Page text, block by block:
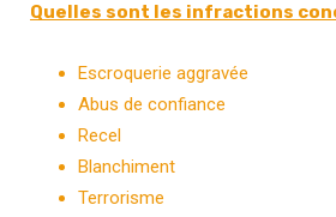
Quelles sont les infractions
Escroquerie aggravée
Abus de confiance
Recel
Blanchiment
Terrorisme